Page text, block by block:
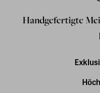
Handgefertigte